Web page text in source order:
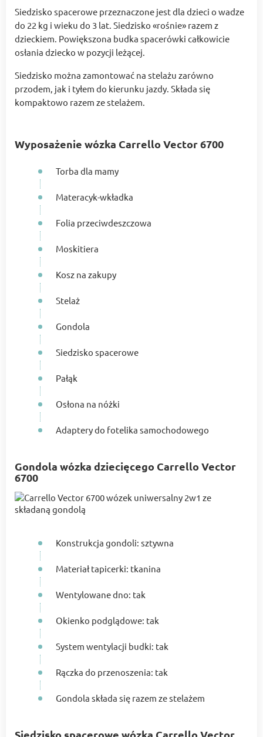
Siedzisko spacerowe przeznaczone jest dla dzieci o wadze
do 22 kg i wieku do 3 lat. Siedzisko «rośnie» razem z
dzieckiem. Powiększona budka spacerówki całkowicie
osłania dziecko w pozycji leżącej.
Siedzisko można zamontować na stelażu zarówno
przodem, jak i tyłem do kierunku jazdy. Składa się
kompaktowo razem ze stelażem.
Wyposażenie wózka Carrello Vector 6700
Torba dla mamy
Materacyk-wkładka
Folia przeciwdeszczowa
Moskitiera
Kosz na zakupy
Stelaż
Gondola
Siedzisko spacerowe
Pałąk
Osłona na nóżki
Adaptery do fotelika samochodowego
Gondola wózka dziecięcego Carrello Vector
6700
Konstrukcja gondoli: sztywna
Materiał tapicerki: tkanina
Wentylowane dno: tak
Okienko podglądowe: tak
System wentylacji budki: tak
Rączka do przenoszenia: tak
Gondola składa się razem ze stelażem